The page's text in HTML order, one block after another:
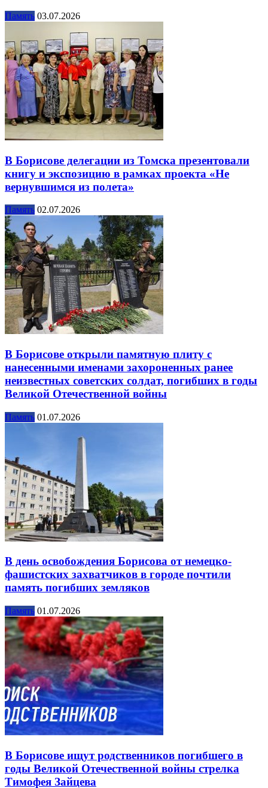
Память 03.07.2026
В Борисове делегации из Томска презентовали
книгу и экспозицию в рамках проекта «Не
вернувшимся из полета»
Память 02.07.2026
В Борисове открыли памятную плиту с
нанесенными именами захороненных ранее
неизвестных советских солдат, погибших в годы
Великой Отечественной войны
Память 01.07.2026
В день освобождения Борисова от немецко-
фашистских захватчиков в городе почтили
память погибших земляков
Память 01.07.2026
В Борисове ищут родственников погибшего в
годы Великой Отечественной войны стрелка
Тимофея Зайцева